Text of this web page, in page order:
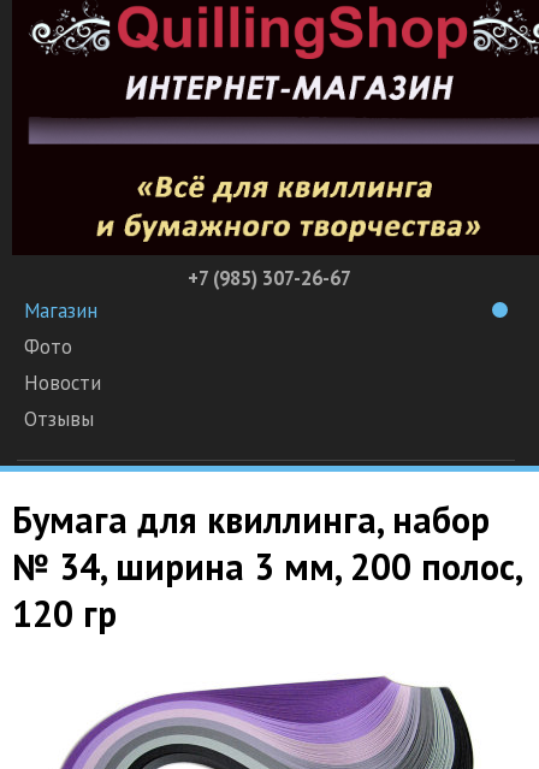
+7 (985) 307-26-67
Магазин
Фото
Новости
Отзывы
Бумага для квиллинга, набор
№ 34, ширина 3 мм, 200 полос,
120 гр